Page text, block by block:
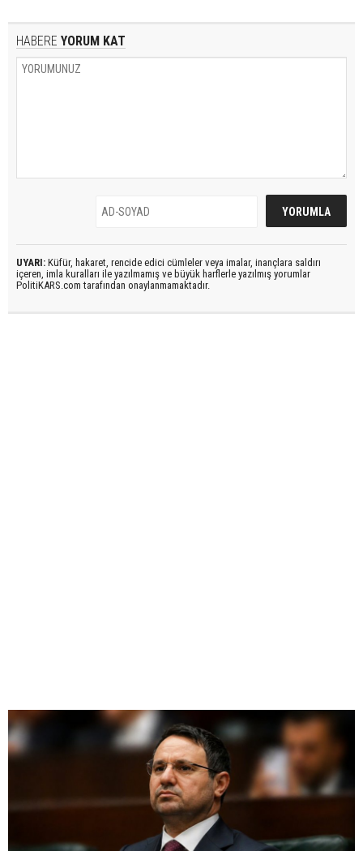
HABERE YORUM KAT
UYARI: Küfür, hakaret, rencide edici cümleler veya imalar, inançlara saldırı
içeren, imla kuralları ile yazılmamış ve büyük harflerle yazılmış yorumlar
PolitiKARS.com tarafından onaylanmamaktadır.